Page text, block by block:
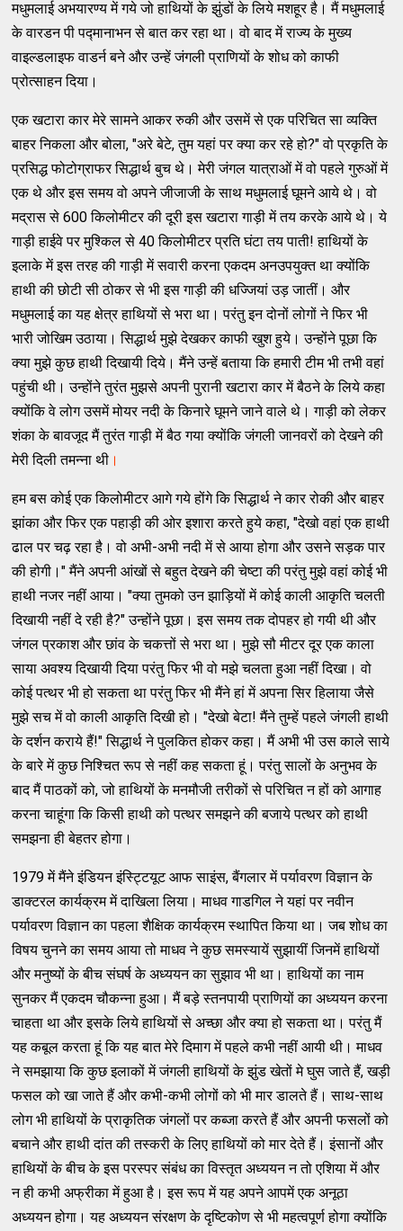
मधुमलाई अभयारण्य में गये जो हाथियों के झुंडों के लिये मशहूर है। मैं मधुमलाई
के वारडन पी पद्मानाभन से बात कर रहा था। वो बाद में राज्य के मुख्य
वाइल्डलाइफ वाडर्न बने और उन्हें जंगली प्राणियों के शोध को काफी
प्रोत्साहन दिया।
एक खटारा कार मेरे सामने आकर रुकी और उसमें से एक परिचित सा व्यक्ति
बाहर निकला और बोला, "अरे बेटे, तुम यहां पर क्या कर रहे हो?" वो प्रकृति के
प्रसिद्ध फोटोग्राफर सिद्धार्थ बुच थे। मेरी जंगल यात्राओं में वो पहले गुरुओं में
एक थे और इस समय वो अपने जीजाजी के साथ मधुमलाई घूमने आये थे। वो
मद्रास से 600 किलोमीटर की दूरी इस खटारा गाड़ी में तय करके आये थे। ये
गाड़ी हाईवे पर मुश्किल से 40 किलोमीटर प्रति घंटा तय पाती! हाथियों के
इलाके में इस तरह की गाड़ी में सवारी करना एकदम अनउपयुक्त था क्योंकि
हाथी की छोटी सी ठोकर से भी इस गाड़ी की धज्जियां उड़ जातीं। और
मधुमलाई का यह क्षेत्र हाथियों से भरा था। परंतु इन दोनों लोगों ने फिर भी
भारी जोखिम उठाया। सिद्धार्थ मुझे देखकर काफी खुश हुये। उन्होंने पूछा कि
क्या मुझे कुछ हाथी दिखायी दिये। मैंने उन्हें बताया कि हमारी टीम भी तभी वहां
पहुंची थी। उन्होंने तुरंत मुझसे अपनी पुरानी खटारा कार में बैठने के लिये कहा
क्योंकि वे लोग उसमें मोयर नदी के किनारे घूमने जाने वाले थे। गाड़ी को लेकर
शंका के बावजूद मैं तुरंत गाड़ी में बैठ गया क्योंकि जंगली जानवरों को देखने की
मेरी दिली तमन्ना थी ।
हम बस कोई एक किलोमीटर आगे गये होंगे कि सिद्धार्थ ने कार रोकी और बाहर
झांका और फिर एक पहाड़ी की ओर इशारा करते हुये कहा, "देखो वहां एक हाथी
ढाल पर चढ़ रहा है। वो अभी-अभी नदी में से आया होगा और उसने सड़क पार
की होगी।" मैंने अपनी आंखों से बहुत देखने की चेष्टा की परंतु मुझे वहां कोई भी
हाथी नजर नहीं आया। "क्या तुमको उन झाड़ियों में कोई काली आकृति चलती
दिखायी नहीं दे रही है?" उन्होंने पूछा। इस समय तक दोपहर हो गयी थी और
जंगल प्रकाश और छांव के चकत्तों से भरा था। मुझे सौ मीटर दूर एक काला
साया अवश्य दिखायी दिया परंतु फिर भी वो मझे चलता हुआ नहीं दिखा। वो
कोई पत्थर भी हो सकता था परंतु फिर भी मैंने हां में अपना सिर हिलाया जैसे
मुझे सच में वो काली आकृति दिखी हो। "देखो बेटा! मैंने तुम्हें पहले जंगली हाथी
के दर्शन कराये हैं!" सिद्धार्थ ने पुलकित होकर कहा। मैं अभी भी उस काले साये
के बारे में कुछ निश्चित रूप से नहीं कह सकता हूं। परंतु सालों के अनुभव के
बाद मैं पाठकों को, जो हाथियों के मनमौजी तरीकों से परिचित न हों को आगाह
करना चाहूंगा कि किसी हाथी को पत्थर समझने की बजाये पत्थर को हाथी
समझना ही बेहतर होगा।
1979 में मैंने इंडियन इंस्ट्टियूट आफ साइंस, बैंगलार में पर्यावरण विज्ञान के
डाक्टरल कार्यक्रम में दाखिला लिया। माधव गाडगिल ने यहां पर नवीन
पर्यावरण विज्ञान का पहला शैक्षिक कार्यक्रम स्थापित किया था। जब शोध का
विषय चुनने का समय आया तो माधव ने कुछ समस्यायें सुझायीं जिनमें हाथियों
और मनुष्यों के बीच संघर्ष के अध्ययन का सुझाव भी था। हाथियों का नाम
सुनकर मैं एकदम चौकन्ना हुआ। मैं बड़े स्तनपायी प्राणियों का अध्ययन करना
चाहता था और इसके लिये हाथियों से अच्छा और क्या हो सकता था। परंतु मैं
यह कबूल करता हूं कि यह बात मेरे दिमाग में पहले कभी नहीं आयी थी। माधव
ने समझाया कि कुछ इलाकों में जंगली हाथियों के झुंड खेतों मे घुस जाते हैं, खड़ी
फसल को खा जाते हैं और कभी-कभी लोगों को भी मार डालते हैं। साथ-साथ
लोग भी हाथियों के प्राकृतिक जंगलों पर कब्जा करते हैं और अपनी फसलों को
बचाने और हाथी दांत की तस्करी के लिए हाथियों को मार देते हैं। इंसानों और
हाथियों के बीच के इस परस्पर संबंध का विस्तृत अध्ययन न तो एशिया में और
न ही कभी अफ्रीका में हुआ है। इस रूप में यह अपने आपमें एक अनूठा
अध्ययन होगा। यह अध्ययन संरक्षण के दृष्टिकोण से भी महत्वपूर्ण होगा क्योंकि